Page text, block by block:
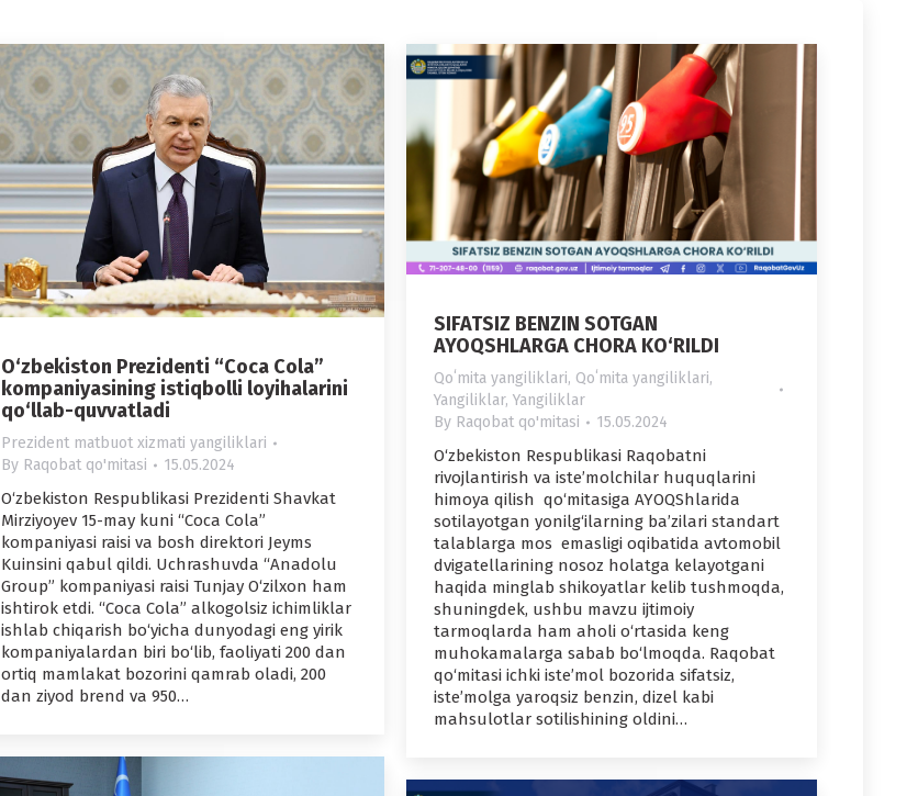
O‘zbekiston Prezidenti “Coca Cola”
kompaniyasining istiqbolli loyihalarini
qo‘llab-quvvatladi
Prezident matbuot xizmati yangiliklari
By Raqobat qo'mitasi 15.05.2024
O‘zbekiston Respublikasi Prezidenti Shavkat
Mirziyoyev 15-may kuni “Coca Cola”
kompaniyasi raisi va bosh direktori Jeyms
Kuinsini qabul qildi. Uchrashuvda “Anadolu
Group” kompaniyasi raisi Tunjay O‘zilxon ham
ishtirok etdi. “Coca Cola” alkogolsiz ichimliklar
ishlab chiqarish bo‘yicha dunyodagi eng yirik
kompaniyalardan biri bo‘lib, faoliyati 200 dan
ortiq mamlakat bozorini qamrab oladi, 200
dan ziyod brend va 950…
SIFATSIZ BENZIN SOTGAN
AYOQSHLARGA CHORA KO‘RILDI
Qoʻmita yangiliklari, Qoʻmita yangiliklari,
Yangiliklar, Yangiliklar
By Raqobat qo'mitasi 15.05.2024
O‘zbekiston Respublikasi Raqobatni
rivojlantirish va iste’molchilar huquqlarini
himoya qilish qo‘mitasiga AYOQShlarida
sotilayotgan yonilg‘ilarning ba’zilari standart
talablarga mos emasligi oqibatida avtomobil
dvigatellarining nosoz holatga kelayotgani
haqida minglab shikoyatlar kelib tushmoqda,
shuningdek, ushbu mavzu ijtimoiy
tarmoqlarda ham aholi o‘rtasida keng
muhokamalarga sabab bo‘lmoqda. Raqobat
qo‘mitasi ichki iste’mol bozorida sifatsiz,
iste’molga yaroqsiz benzin, dizel kabi
mahsulotlar sotilishining oldini…